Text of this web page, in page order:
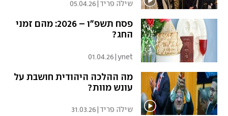
שילֹה פריד 05.04.26
פסח תשפ"ו – 2026: מהם זמני
החג?
ynet
|
01.04.26
מה ההלכה היהודית חושבת על
עונש מוות?
שילֹה פריד 31.03.26